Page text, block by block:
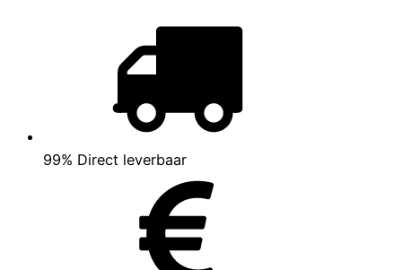
99% Direct leverbaar